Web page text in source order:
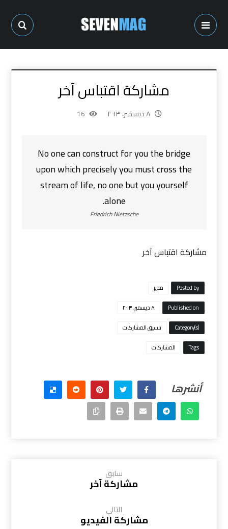
مشاركة اقتباس آخر
٨ ديسمبر، ٢٠١٣ 16
No one can construct for you the bridge
upon which precisely you must cross the
stream of life, no one but you yourself
alone.
Friedrich Nietzsche
مشاركة اقتباس آخر
Posted by
مدیر
Published on
٨ ديسمبر، ٢٠١٣
Category(s)
تنسيق المشاركات
Tags
المشاركات
سابق
مشاركة آخر
التالي
مشاركة الفيديو